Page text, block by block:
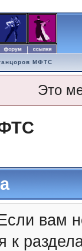
МФТС
Это
вам
к